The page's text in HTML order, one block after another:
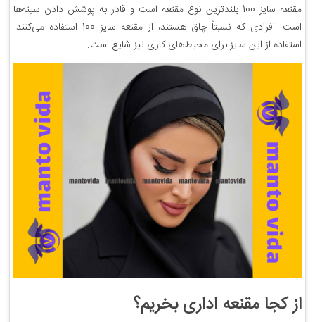
مقنعه سایز 100 بلندترین نوع مقنعه است و قادر به پوشش دادن سینه‌ها
است. افرادی که نسبتاً چاق هستند، از مقنعه سایز 100 استفاده می‌کنند.
استفاده از این سایز برای محیط‌های کاری نیز شایع است.
از کجا مقنعه اداری بخریم؟